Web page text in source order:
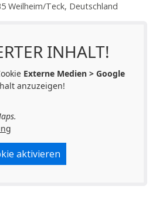
Weilheim/Teck, Deutschland
INHALT!
Externe Medien > Google
anzuzeigen!
aktivieren